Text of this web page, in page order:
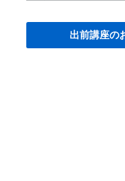
出前講座の